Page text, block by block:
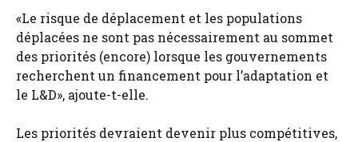
«Le risque de déplacement et les populations
déplacées ne sont pas nécessairement au sommet
des priorités (encore) lorsque les gouvernements
recherchent un financement pour l’adaptation et
le L&D», ajoute-t-elle.
Les priorités devraient devenir plus compétitives,